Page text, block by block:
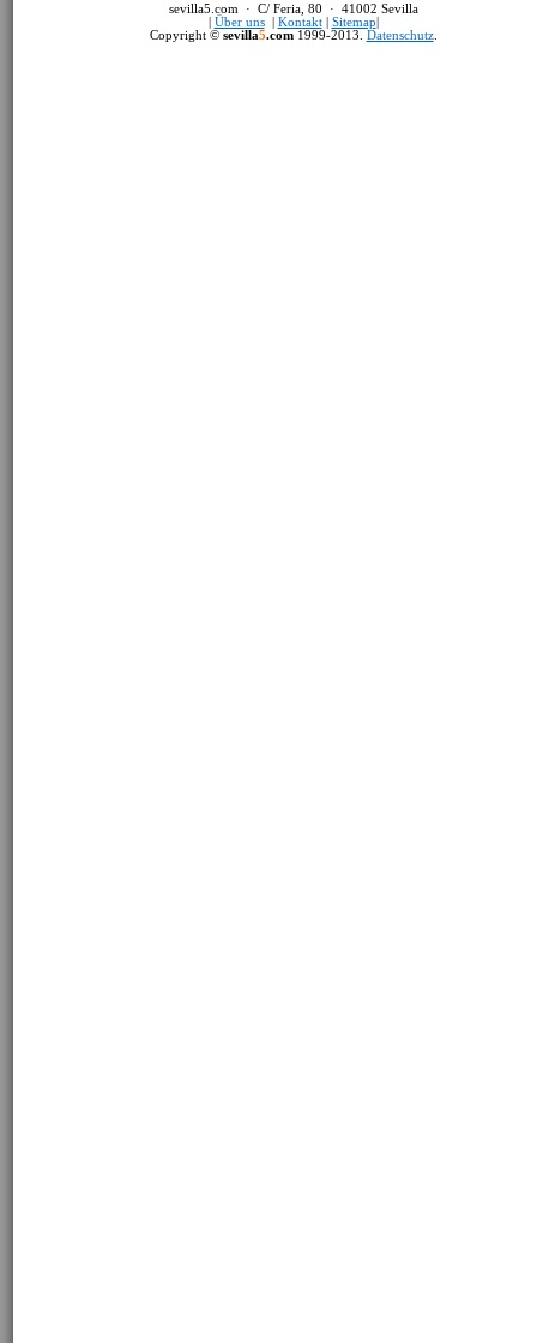
sevilla5.com · C/ Feria, 80 · 41002 Sevilla
Über uns| Kontakt| Sitemap
Copyright © sevilla5.com1999-2013. Datenschutz.